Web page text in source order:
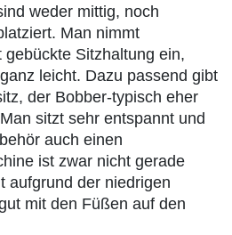
weder mittig, noch
Man nimmt
Sitzhaltung ein,
leicht. Dazu passend gibt
der Bobber-typisch eher
sitzt sehr entspannt und
auch einen
ist zwar nicht gerade
aufgrund der niedrigen
mit den Füßen auf den